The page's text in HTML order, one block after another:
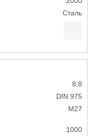
Сталь
8,8
DIN 975
М27
1000